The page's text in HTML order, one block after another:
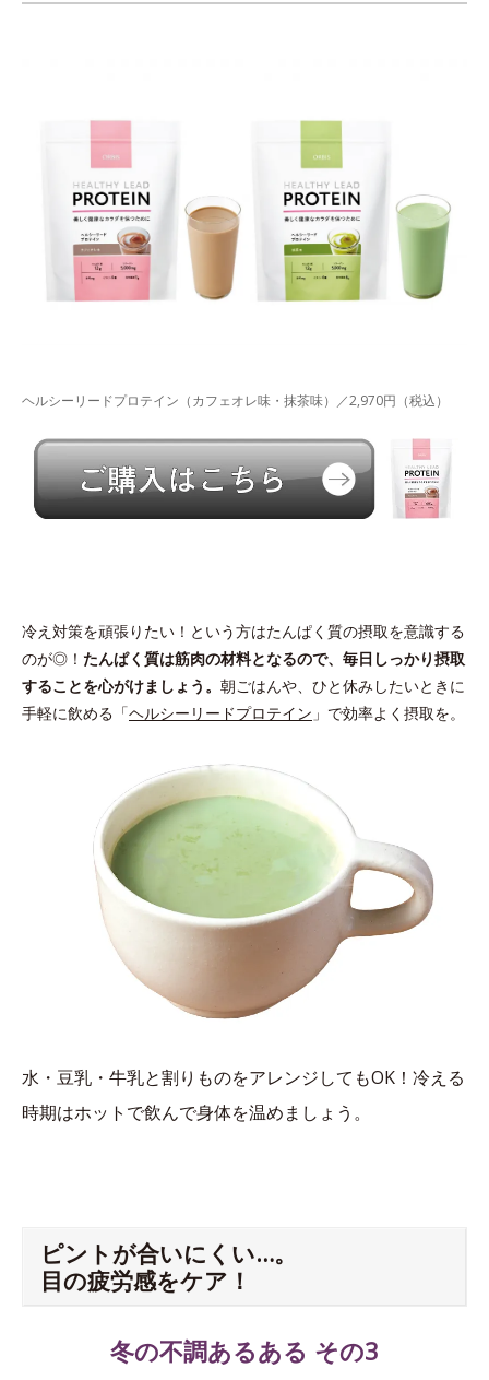
ヘルシーリードプロテイン（カフェオレ味・抹茶味）／2,970円（税込）
冷え対策を頑張りたい！という方はたんぱく質の摂取を意識する
のが◎！ たんぱく質は筋肉の材料となるので、毎日しっかり摂取
することを心がけましょう。 朝ごはんや、ひと休みしたいときに
手軽に飲める「ヘルシーリードプロテイン 」で効率よく摂取を。
水・豆乳・牛乳と割りものをアレンジしてもOK！冷える
時期はホットで飲んで身体を温めましょう。
ピントが合いにくい…。
目の疲労感をケア！
冬の不調あるある その3